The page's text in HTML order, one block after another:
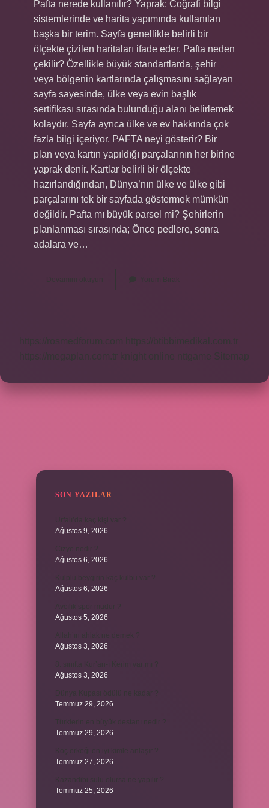
Pafta nerede kullanılır? Yaprak: Coğrafi bilgi
sistemlerinde ve harita yapımında kullanılan
başka bir terim. Sayfa genellikle belirli bir
ölçekte çizilen haritaları ifade eder. Pafta neden
çekilir? Özellikle büyük standartlarda, şehir
veya bölgenin kartlarında çalışmasını sağlayan
sayfa sayesinde, ülke veya evin başlık
sertifikası sırasında bulunduğu alanı belirlemek
kolaydır. Sayfa ayrıca ülke ve ev hakkında çok
fazla bilgi içeriyor. PAFTA neyi gösterir? Bir
plan veya kartın yapıldığı parçalarının her birine
yaprak denir. Kartlar belirli bir ölçekte
hazırlandığından, Dünya’nın ülke ve ülke gibi
parçalarını tek bir sayfada göstermek mümkün
değildir. Pafta mı büyük parsel mi? Şehirlerin
planlanması sırasında; Önce pedlere, sonra
adalara ve…
Devamını okuyun
Nerede
Yorum Bırak
https://rosmedforum.com
https://btibbimedikal.com.tr
https://megaplan.com.tr knight online nttgame Sitemap
SON YAZILAR
Ağustos 9, 2026
Ağustos 6, 2026
Ağustos 6, 2026
Ağustos 5, 2026
Ağustos 3, 2026
Ağustos 3, 2026
Temmuz 29, 2026
Temmuz 29, 2026
Temmuz 27, 2026
Temmuz 25, 2026